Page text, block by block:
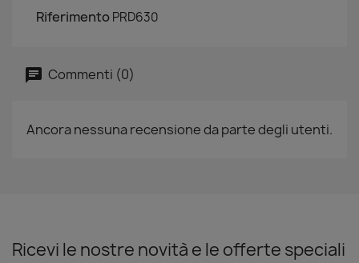
RiferimentoPRD630
Commenti (0)
Ancora nessuna recensione da parte degli utenti.
Ricevi le nostre novità e le offerte speciali